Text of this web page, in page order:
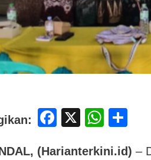
Facebook
X
(Harianterkini.id) –